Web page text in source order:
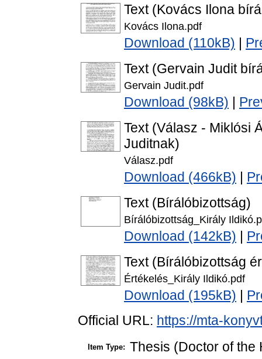
Text (Kovács Ilona
Kovács Ilona.pdf
Download (110kB)
Text (Gervain Judit
Gervain Judit.pdf
Download (98kB)
Text (Válasz - Miklósi
Juditnak)
Válasz.pdf
Download (466kB)
Text (Bírálóbizottság)
Bírálóbizottság_Király
Download (142kB)
Text (Bírálóbizottság
Értékelés_Király Ildikó.pdf
Download (195kB)
Official URL: https://mta-
Item Type: Thesis (Doctor of the